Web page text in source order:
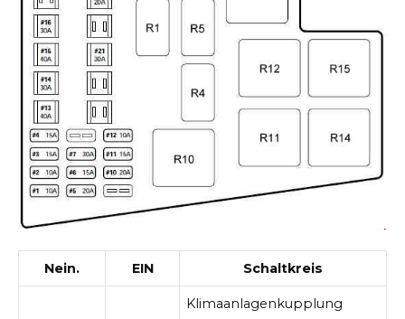
Nein. EIN Schaltkreis
Klimaanlagenkupplung